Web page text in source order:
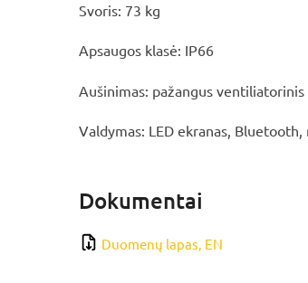
Svoris: 73 kg
Apsaugos klasė: IP66
Aušinimas: pažangus ventiliatorinis
Valdymas: LED ekranas,
Dokumentai
Duomenų lapas, EN